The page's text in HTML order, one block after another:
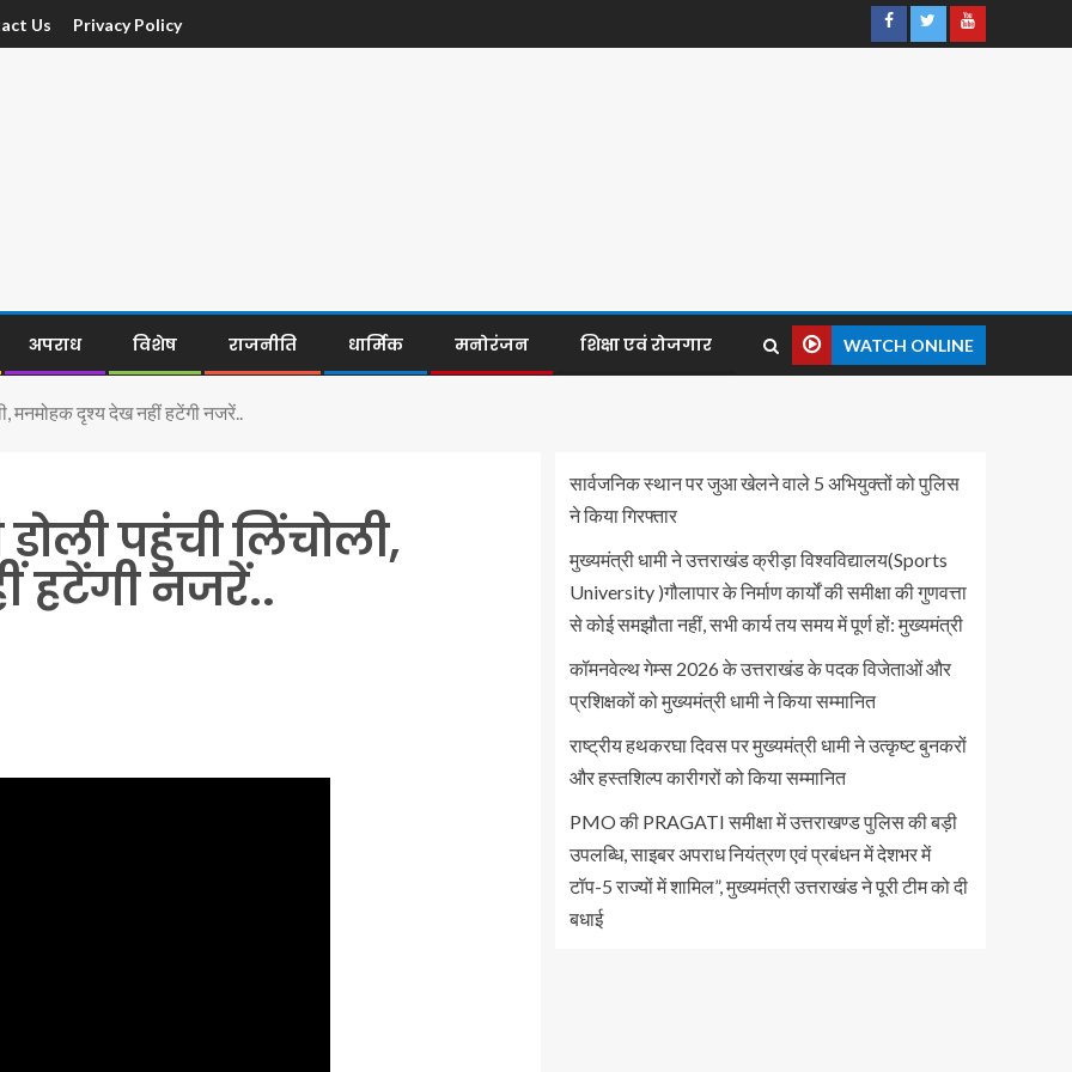
Us Privacy Policy
अपराध विशेष राजनीति धार्मिक मनोरंजन शिक्षा एवं रोजगार WATCH ONLINE
मनमोहक दृश्य देख नहीं हटेंगी नजरें..
पहुंची लिंचोली,
हटेंगी नजरें..
सार्वजनिक स्थान पर जुआ खेलने वाले 5 अभियुक्तों को पुलिस
ने किया गिरफ्तार
मुख्यमंत्री धामी ने उत्तराखंड क्रीड़ा विश्वविद्यालय(Sports
University )गौलापार के निर्माण कार्यों की समीक्षा की गुणवत्ता
से कोई समझौता नहीं, सभी कार्य तय समय में पूर्ण हों: मुख्यमंत्री
कॉमनवेल्थ गेम्स 2026 के उत्तराखंड के पदक विजेताओं और
प्रशिक्षकों को मुख्यमंत्री धामी ने किया सम्मानित
राष्ट्रीय हथकरघा दिवस पर मुख्यमंत्री धामी ने उत्कृष्ट बुनकरों
और हस्तशिल्प कारीगरों को किया सम्मानित
PMO की PRAGATI समीक्षा में उत्तराखण्ड पुलिस की बड़ी
उपलब्धि, साइबर अपराध नियंत्रण एवं प्रबंधन में देशभर में
टॉप-5 राज्यों में शामिल”, मुख्यमंत्री उत्तराखंड ने पूरी टीम को दी
बधाई